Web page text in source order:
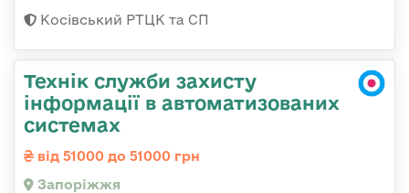
Косівський РТЦК та СП
Технік служби захисту
інформації в автоматизованих
системах
від 51000 до 51000 грн
Запоріжжя